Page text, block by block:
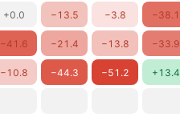
+0.0 −13.5 −3.8 −38.1
−41.6 −21.4 −13.8 −33.9
−10.8 −44.3 −51.2 +13.4